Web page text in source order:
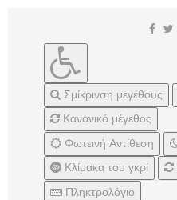
Σμίκρινση μεγέθους
Κανονικό μέγεθος
Φωτεινή Αντίθεση
Κλίμακα του γκρί
Πληκτρολόγιο